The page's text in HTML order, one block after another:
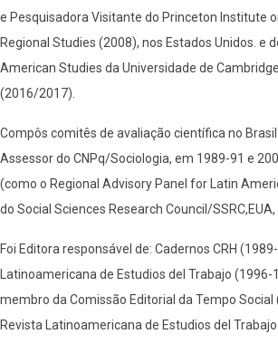
e Pesquisadora Visitante do Princeton Institute
Regional Studies (2008), nos Estados Unidos. e
American Studies da Universidade de
(2016/2017).
Compôs comitês de avaliação científica no
Assessor do CNPq/Sociologia, em 1989-91 e
(como o Regional Advisory Panel for Latin
do Social Sciences Research Council/
Foi Editora responsável de: Cadernos CRH
Latinoamericana de Estudios del Trabajo
membro da Comissão Editorial da Tempo Social
Revista Latinoamericana de Estudios del